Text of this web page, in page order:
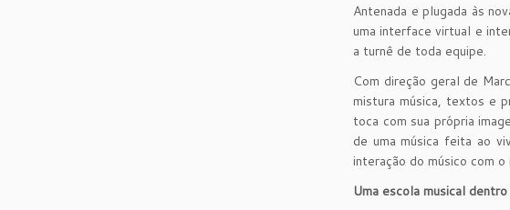
Antenada e plugada às
uma interface virtual e
a turnê de toda equipe.
Com direção geral de
mistura música, textos e
toca com sua própria
de uma música feita ao
interação do músico com
Uma escola musical